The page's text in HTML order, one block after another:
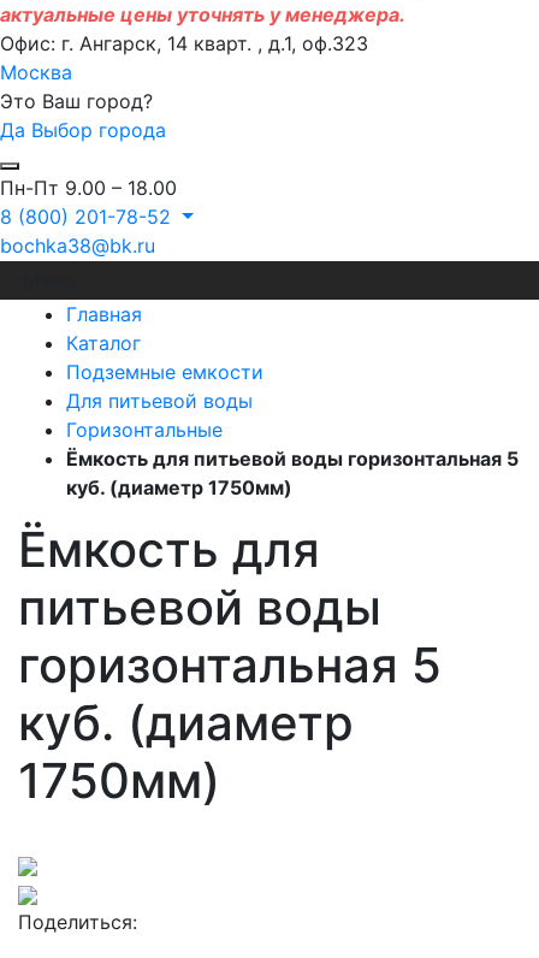
актуальные цены уточнять у менеджера.
Офис: г. Ангарск, 14 кварт. , д.1, оф.323
Москва
Это Ваш город?
Да Выбор города
Пн-Пт 9.00 – 18.00
8 (800) 201-78-52
bochka38@bk.ru
Главная
Каталог
Подземные емкости
Для питьевой воды
Горизонтальные
Ёмкость для питьевой воды горизонтальная 5
куб. (диаметр 1750мм)
Ёмкость для
питьевой воды
горизонтальная 5
куб. (диаметр
1750мм)
Поделиться: